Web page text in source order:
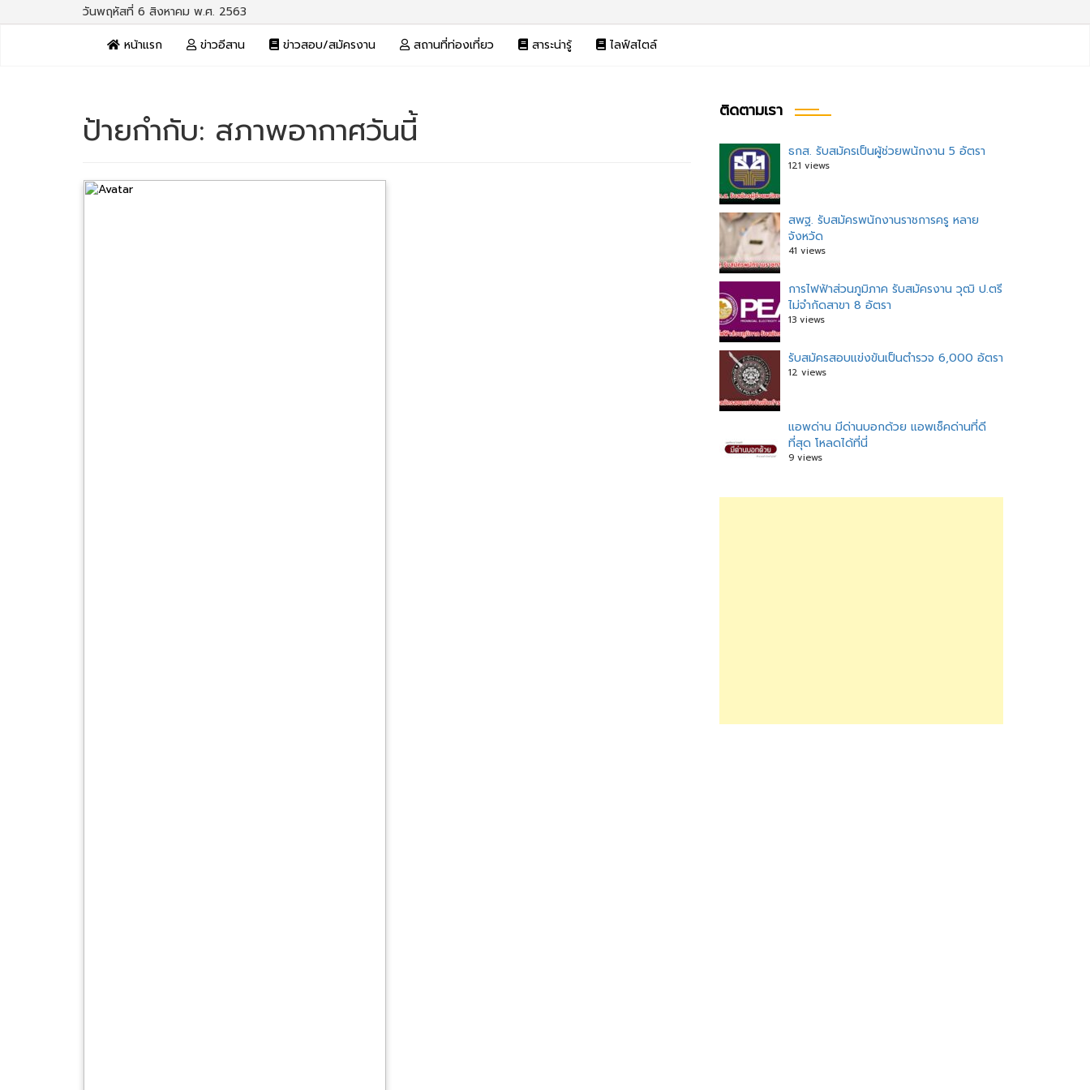
วันพฤหัสที่ 6 สิงหาคม พ.ศ. 2563
หน้าแรก
ข่าวอีสาน ข่าวสอบ/สมัครงาน สถานที่ท่องเที่ยว สาระน่ารู้ ไลฟ์สไตล์
ป้ายกำกับ: สภาพอากาศวันนี้ ติดตามเรา
ธกส. รับสมัครเป็นผู้ช่วยพนักงาน 5 อัตรา
121 views
สพฐ. รับสมัครพนักงานราชการครู หลาย
จังหวัด
41 views
การไฟฟ้าส่วนภูมิภาค รับสมัครงาน วุฒิ ป.ตรี
ไม่จำกัดสาขา 8 อัตรา
13 views
รับสมัครสอบแข่งขันเป็นตำรวจ 6,000 อัตรา
12 views
แอพด่าน มีด่านบอกด้วย แอพเช็คด่านที่ดี
ที่สุด โหลดได้ที่นี่
9 views